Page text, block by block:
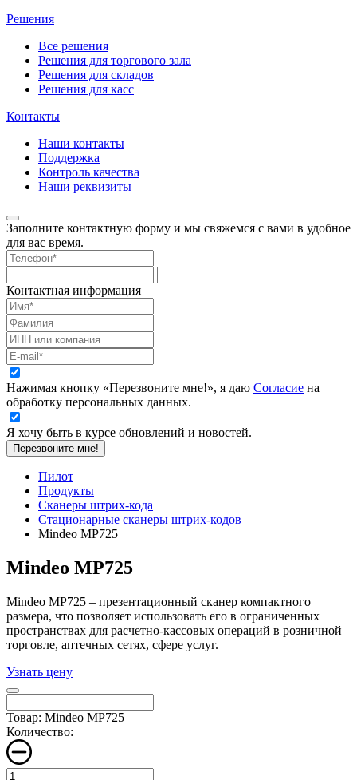
Решения
Все решения
Решения для торгового зала
Решения для складов
Решения для касс
Контакты
Наши контакты
Поддержка
Контроль качества
Наши реквизиты
Заполните контактную форму и мы свяжемся с вами в удобное
для вас время.
Контактная информация
Нажимая кнопку «Перезвоните мне!», я даю Согласие на
обработку персональных данных.
Я хочу быть в курсе обновлений и новостей.
Перезвоните мне!
Пилот
Продукты
Сканеры штрих-кода
Стационарные сканеры штрих-кодов
Mindeo MP725
Mindeo MP725
Mindeo MP725 – презентационный сканер компактного
размера, что позволяет использовать его в ограниченных
пространствах для расчетно-кассовых операций в розничной
торговле, аптечных сетях, сфере услуг.
Узнать цену
Товар: Mindeo MP725
Количество: